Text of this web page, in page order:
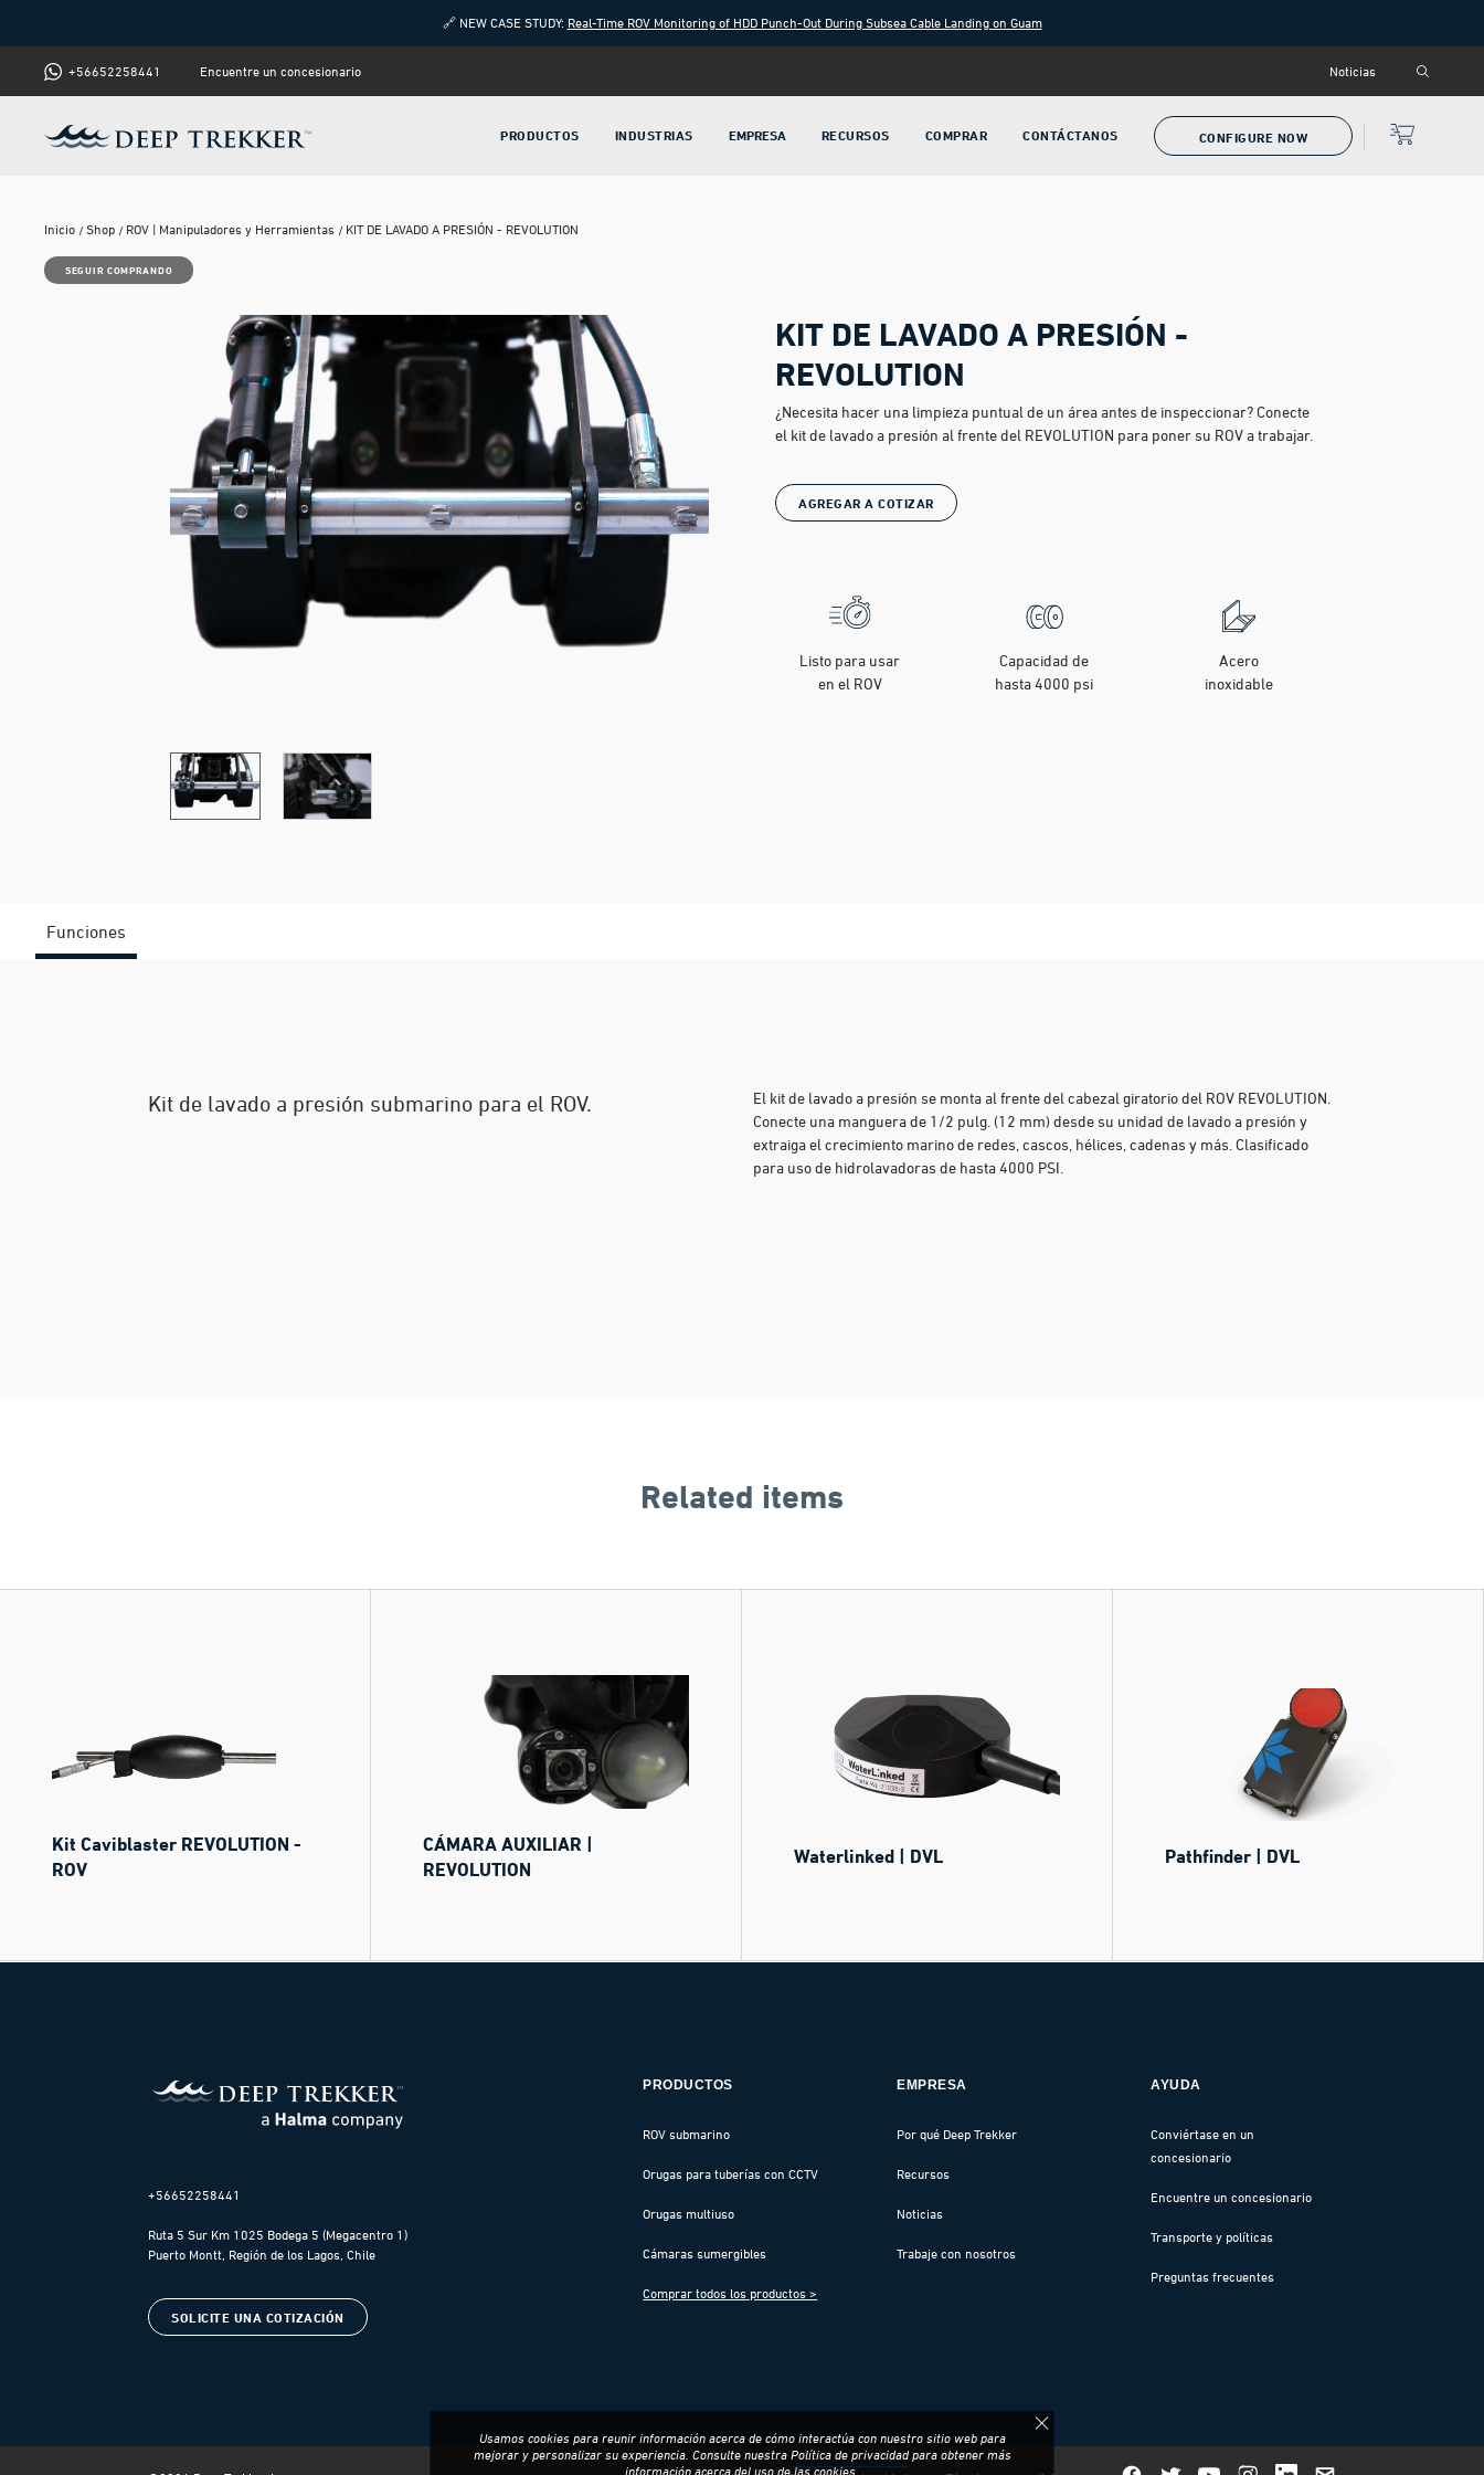
🔗 NEW CASE STUDY: Real-Time ROV Monitoring of HDD Punch-Out During Subsea Cable Landing on Guam
+56652258441 Encuentre un concesionario Noticias
PRODUCTOS INDUSTRIAS EMPRESA RECURSOS COMPRAR CONTÁCTANOS CONFIGURE NOW
Inicio Shop ROV | Manipuladores y Herramientas KIT DE LAVADO A PRESIÓN - REVOLUTION
SEGUIR COMPRANDO
KIT DE LAVADO A PRESIÓN -
REVOLUTION
¿Necesita hacer una limpieza puntual de un área antes de inspeccionar? Conecte
el kit de lavado a presión al frente del REVOLUTION para poner su ROV a trabajar.
AGREGAR A COTIZAR
Listo para usar
en el ROV
Capacidad de
hasta 4000 psi
Acero
inoxidable
Funciones
Kit de lavado a presión submarino para el ROV.
El kit de lavado a presión se monta al frente del cabezal giratorio del ROV REVOLUTION.
Conecte una manguera de 1/2 pulg. (12 mm) desde su unidad de lavado a presión y
extraiga el crecimiento marino de redes, cascos, hélices, cadenas y más. Clasificado
para uso de hidrolavadoras de hasta 4000 PSI.
Related items
Kit Caviblaster REVOLUTION -
ROV
CÁMARA AUXILIAR |
REVOLUTION
Waterlinked | DVL Pathfinder | DVL
+56652258441
Ruta 5 Sur Km 1025 Bodega 5 (Megacentro 1)
Puerto Montt, Región de los Lagos, Chile
SOLICITE UNA COTIZACIÓN
PRODUCTOS
ROV submarino
Orugas para tuberías con CCTV
Orugas multiuso
Cámaras sumergibles
Comprar todos los productos >
EMPRESA
Por qué Deep Trekker
Recursos
Noticias
Trabaje con nosotros
AYUDA
Conviértase en un
concesionario
Encuentre un concesionario
Transporte y políticas
Preguntas frecuentes
Usamos cookies para reunir información acerca de cómo interactúa con nuestro sitio web para
mejorar y personalizar su experiencia. Consulte nuestra Política de privacidadpara obtener más
información acerca del uso de las cookies.